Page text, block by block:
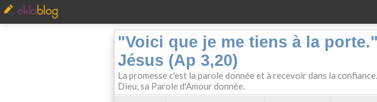
"Voici que je me tiens à la
Jésus (Ap 3,20)
La promesse c'est la parole donnée et à recevoir dans la
Dieu, sa Parole d'Amour donnée.